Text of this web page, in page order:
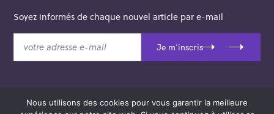
Soyez informés de chaque nouvel article par e-mail
t
Je m'inscris
Nous utilisons des cookies pour vous garantir la meilleure